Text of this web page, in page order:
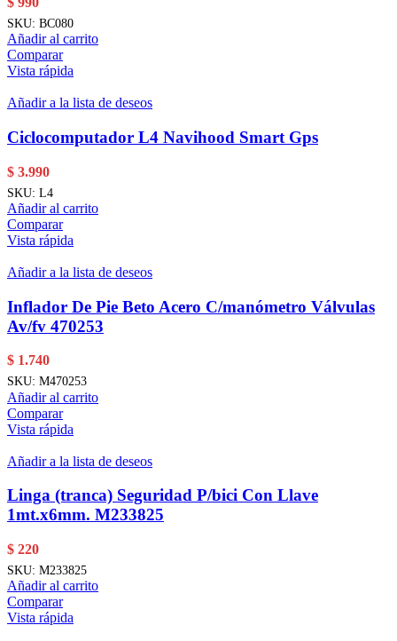
SKU: BC080
Añadir al carrito
Comparar
Vista rápida
Añadir a la lista de deseos
Ciclocomputador L4 Navihood Smart Gps
$ 3.990
SKU: L4
Añadir al carrito
Comparar
Vista rápida
Añadir a la lista de deseos
Inflador De Pie Beto Acero C/manómetro Válvulas
Av/fv 470253
$ 1.740
SKU: M470253
Añadir al carrito
Comparar
Vista rápida
Añadir a la lista de deseos
Linga (tranca) Seguridad P/bici Con Llave
1mt.x6mm. M233825
$ 220
SKU: M233825
Añadir al carrito
Comparar
Vista rápida